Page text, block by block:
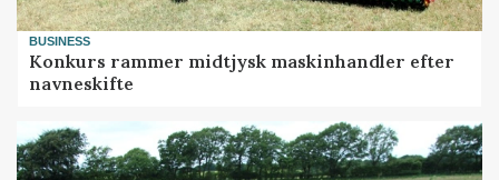
BUSINESS
Konkurs rammer midtjysk maskinhandler efter
navneskifte